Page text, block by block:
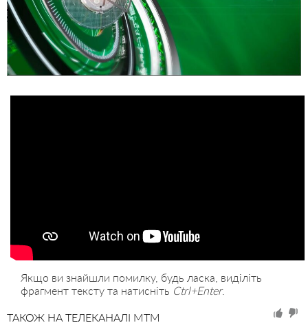
Якщо ви знайшли помилку, будь ласка, виділіть
фрагмент тексту та натисніть Ctrl+Enter.
ТАКОЖ НА ТЕЛЕКАНАЛІ MTM